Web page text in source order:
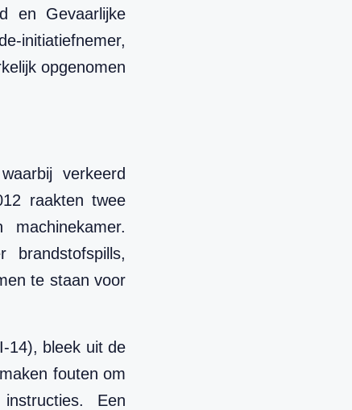
en Gevaarlijke
initiatiefnemer,
opgenomen
verkeerd
raakten twee
brandstofspills,
te staan voor
14), bleek uit de
fouten om
Een